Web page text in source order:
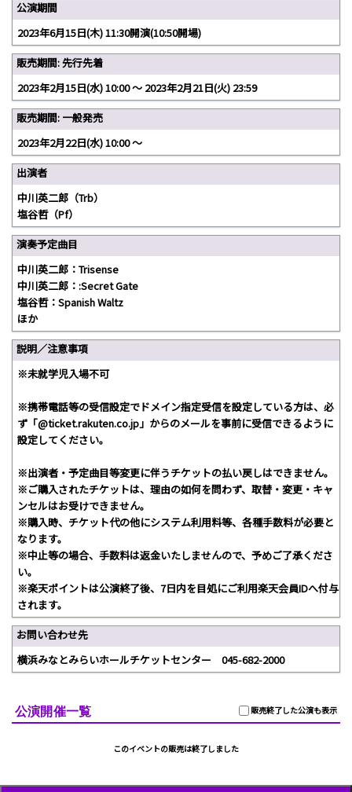
公演期間
2023年6月15日(木) 11:30開演(10:50開場)
販売期間: 先行先着
2023年2月15日(水) 10:00 〜 2023年2月21日(火) 23:59
販売期間: 一般発売
2023年2月22日(水) 10:00 〜
出演者
中川英二郎（Trb）
塩谷哲（Pf）
演奏予定曲目
中川英二郎：Trisense
中川英二郎：:Secret Gate
塩谷哲：Spanish Waltz
ほか
説明／注意事項
※未就学児入場不可
※携帯電話等の受信設定でドメイン指定受信を設定している方は、必
ず「@ticket.rakuten.co.jp」からのメールを事前に受信できるように
設定してください。
※出演者・予定曲目等変更に伴うチケットの払い戻しはできません。
※ご購入されたチケットは、理由の如何を問わず、取替・変更・キャ
ンセルはお受けできません。
※購入時、チケット代の他にシステム利用料等、各種手数料が必要と
なります。
※中止等の場合、手数料は返金いたしませんので、予めご了承くださ
い。
※楽天ポイントは公演終了後、7日内を目処にご利用楽天会員IDへ付与
されます。
お問い合わせ先
横浜みなとみらいホールチケットセンター 045-682-2000
販売終了した公演も表示
公演開催一覧
このイベントの販売は終了しました